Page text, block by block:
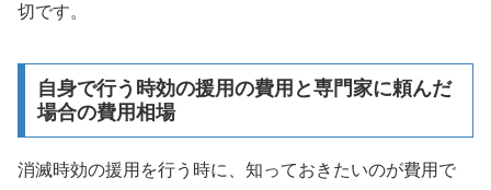
切です。
自身で行う時効の援用の費用と専門家に頼んだ
場合の費用相場
消滅時効の援用を行う時に、知っておきたいのが費用で